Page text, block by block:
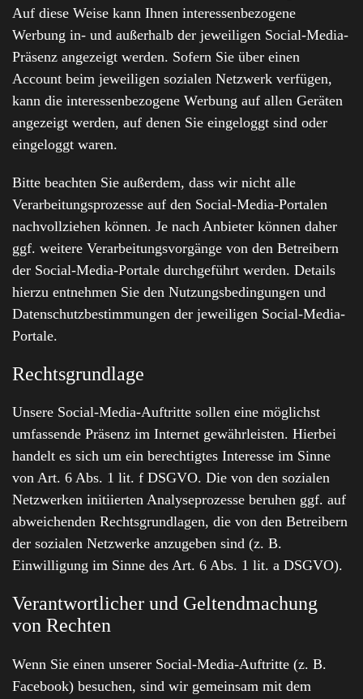
Auf diese Weise kann Ihnen interessenbezogene
Werbung in- und außerhalb der jeweiligen Social-Media-
Präsenz angezeigt werden. Sofern Sie über einen
Account beim jeweiligen sozialen Netzwerk verfügen,
kann die interessenbezogene Werbung auf allen Geräten
angezeigt werden, auf denen Sie eingeloggt sind oder
eingeloggt waren.
Bitte beachten Sie außerdem, dass wir nicht alle
Verarbeitungsprozesse auf den Social-Media-Portalen
nachvollziehen können. Je nach Anbieter können daher
ggf. weitere Verarbeitungsvorgänge von den Betreibern
der Social-Media-Portale durchgeführt werden. Details
hierzu entnehmen Sie den Nutzungsbedingungen und
Datenschutzbestimmungen der jeweiligen Social-Media-
Portale.
Rechtsgrundlage
Unsere Social-Media-Auftritte sollen eine möglichst
umfassende Präsenz im Internet gewährleisten. Hierbei
handelt es sich um ein berechtigtes Interesse im Sinne
von Art. 6 Abs. 1 lit. f DSGVO. Die von den sozialen
Netzwerken initiierten Analyseprozesse beruhen ggf. auf
abweichenden Rechtsgrundlagen, die von den Betreibern
der sozialen Netzwerke anzugeben sind (z. B.
Einwilligung im Sinne des Art. 6 Abs. 1 lit. a DSGVO).
Verantwortlicher und Geltendmachung
von Rechten
Wenn Sie einen unserer Social-Media-Auftritte (z. B.
Facebook) besuchen, sind wir gemeinsam mit dem